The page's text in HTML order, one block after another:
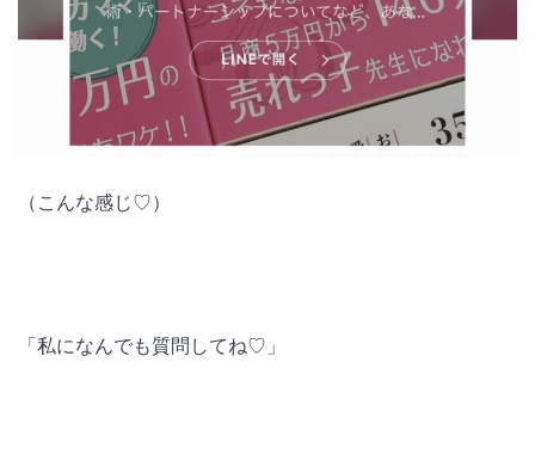
（こんな感じ♡）
「私になんでも質問してね♡」